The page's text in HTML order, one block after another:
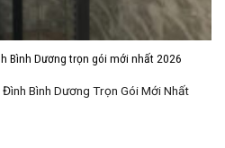
Bình Dương trọn gói mới nhất 2026
Bình Dương Trọn Gói Mới Nhất